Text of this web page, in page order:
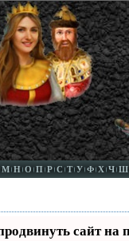
М Н О П Р С Т У Ф Х Ч Ш
сайт на